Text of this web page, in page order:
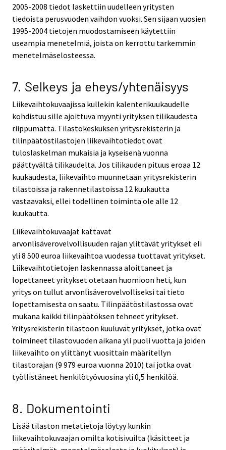
2005-2008 tiedot laskettiin uudelleen yritysten
tiedoista perusvuoden vaihdon vuoksi. Sen sijaan vuosien
1995-2004 tietojen muodostamiseen käytettiin
useampia menetelmiä, joista on kerrottu tarkemmin
menetelmäselosteessa.
7. Selkeys ja eheys/yhtenäisyys
Liikevaihtokuvaajissa kullekin kalenterikuukaudelle
kohdistuu sille ajoittuva myynti yrityksen tilikaudesta
riippumatta. Tilastokeskuksen yritysrekisterin ja
tilinpäätöstilastojen liikevaihtotiedot ovat
tuloslaskelman mukaisia ja kyseisenä vuonna
päättyvältä tilikaudelta. Jos tilikauden pituus eroaa 12
kuukaudesta, liikevaihto muunnetaan yritysrekisterin
tilastoissa ja rakennetilastoissa 12 kuukautta
vastaavaksi, ellei todellinen toiminta ole alle 12
kuukautta.
Liikevaihtokuvaajat kattavat
arvonlisäverovelvollisuuden rajan ylittävät yritykset eli
yli 8 500 euroa liikevaihtoa vuodessa tuottavat yritykset.
Liikevaihtotietojen laskennassa aloittaneet ja
lopettaneet yritykset otetaan huomioon heti, kun
yritys on tullut arvonlisäverovelvolliseksi tai tieto
lopettamisesta on saatu. Tilinpäätöstilastossa ovat
mukana kaikki tilinpäätöksen tehneet yritykset.
Yritysrekisterin tilastoon kuuluvat yritykset, jotka ovat
toimineet tilastovuoden aikana yli puoli vuotta ja joiden
liikevaihto on ylittänyt vuosittain määritellyn
tilastorajan (9 979 euroa vuonna 2010) tai jotka ovat
työllistäneet henkilötyövuosina yli 0,5 henkilöä.
8. Dokumentointi
Lisää tilaston metatietoja löytyy kunkin
liikevaihtokuvaajan omilta kotisivuilta (käsitteet ja